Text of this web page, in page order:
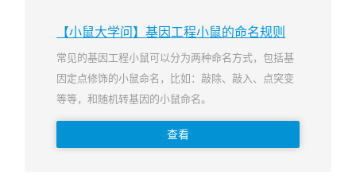
【小鼠大学问】基因工程小鼠的命名规则
常见的基因工程小鼠可以分为两种命名方式，包括基
因定点修饰的小鼠命名，比如：敲除、敲入、点突变
等等，和随机转基因的小鼠命名。
查看